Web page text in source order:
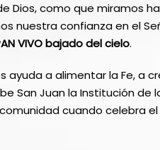
Dios, como que miramos
nuestra confianza en el
VIVO bajado del cielo.
ayuda a alimentar la Fe, a
San Juan la Institución de
cuando celebra